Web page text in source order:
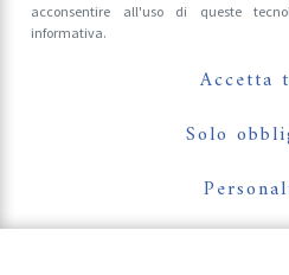
Follow
acconsentire all'uso di queste
informativa.
Accetta
Solo